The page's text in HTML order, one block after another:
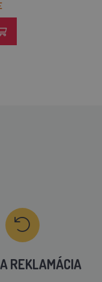
REKLAMÁCIA